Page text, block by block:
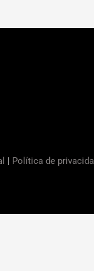
| Política de